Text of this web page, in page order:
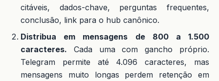
citáveis, dados-chave, perguntas frequentes,
conclusão, link para o hub canônico.
Distribua em mensagens de 800 a 1.500
caracteres. Cada uma com gancho próprio.
Telegram permite até 4.096 caracteres, mas
mensagens muito longas perdem retenção em